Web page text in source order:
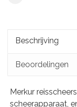
Beschrijving
Beoordelingen
Merkur
scheerapparaat,